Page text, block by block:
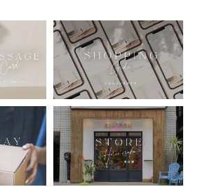
ダーメイド - coming soonn -
ーメイド
ンについて
ド